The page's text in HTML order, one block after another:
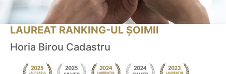
LAUREAT RANKING-UL ȘOIMII
Horia Birou Cadastru